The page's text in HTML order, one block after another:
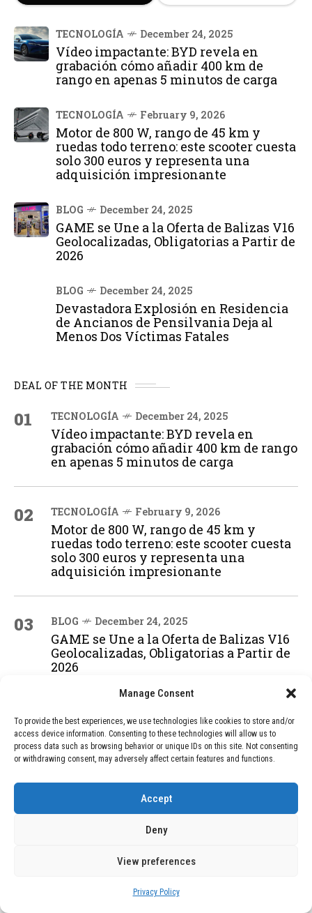
Manage Consent
To provide the best experiences, we use technologies like cookies to store and/or
access device information. Consenting to these technologies will allow us to
process data such as browsing behavior or unique IDs on this site. Not consenting
or withdrawing consent, may adversely affect certain features and functions.
Accept
Deny
View preferences
Privacy Policy
TECNOLOGÍA December 24, 2025
Vídeo impactante: BYD revela en
grabación cómo añadir 400 km de
rango en apenas 5 minutos de carga
TECNOLOGÍA February 9, 2026
Motor de 800 W, rango de 45 km y
ruedas todo terreno: este scooter cuesta
solo 300 euros y representa una
adquisición impresionante
BLOG December 24, 2025
GAME se Une a la Oferta de Balizas V16
Geolocalizadas, Obligatorias a Partir de
2026
BLOG December 24, 2025
Devastadora Explosión en Residencia
de Ancianos de Pensilvania Deja al
Menos Dos Víctimas Fatales
DEAL OF THE MONTH
01 TECNOLOGÍA December 24, 2025
Vídeo impactante: BYD revela en
grabación cómo añadir 400 km de rango
en apenas 5 minutos de carga
02 TECNOLOGÍA February 9, 2026
Motor de 800 W, rango de 45 km y
ruedas todo terreno: este scooter cuesta
solo 300 euros y representa una
adquisición impresionante
03 BLOG December 24, 2025
GAME se Une a la Oferta de Balizas V16
Geolocalizadas, Obligatorias a Partir de
2026
04 BLOG December 24, 2025
Devastadora Explosión en Residencia
de Ancianos de Pensilvania Deja al
Menos Dos Víctimas Fatales
ADVERTISEMENT